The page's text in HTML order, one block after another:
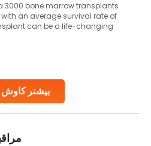
بیشتر کاوش
3000 bone marrow transplants
an average survival rate of
can be a life-changing
has some of the world’s